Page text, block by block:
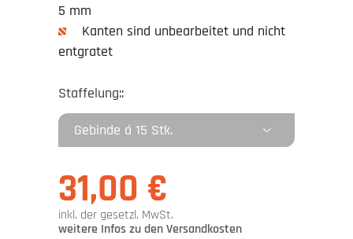
5 mm
Kanten sind unbearbeitet und nicht
entgratet
Staffelung::
31,00 €
inkl. der gesetzl. MwSt.
weitere Infos zu den Versandkosten